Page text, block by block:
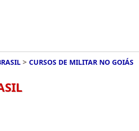
> CURSOS DE MILITAR NO GOIÁS